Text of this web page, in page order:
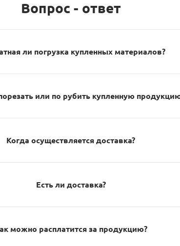
Вопрос - ответ
ли погрузка купленных материалов?
или по рубить купленную
Когда осуществляется доставка?
Есть ли доставка?
можно расплатится за продукцию?